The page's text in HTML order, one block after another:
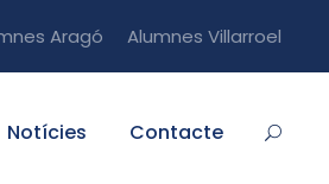
Aragó Alumnes Villarroel
Notícies Contacte